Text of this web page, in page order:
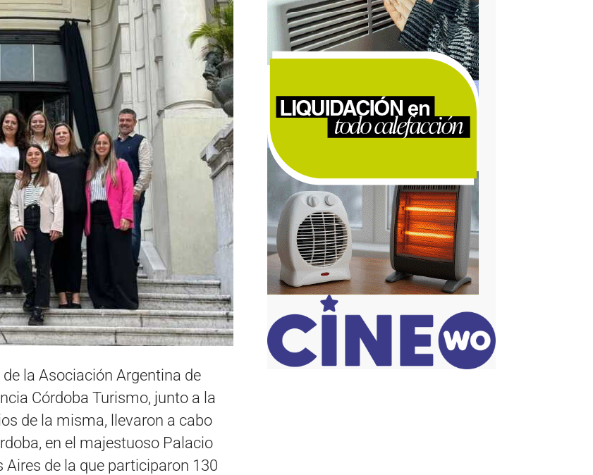
la Asociación Argentina de
Córdoba Turismo, junto a la
de la misma, llevaron a cabo
en el majestuoso Palacio
de la que participaron 130